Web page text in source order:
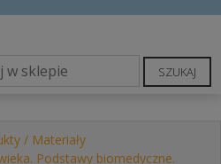
SZUKAJ
/ Materiały
Podstawy biomedyczne.